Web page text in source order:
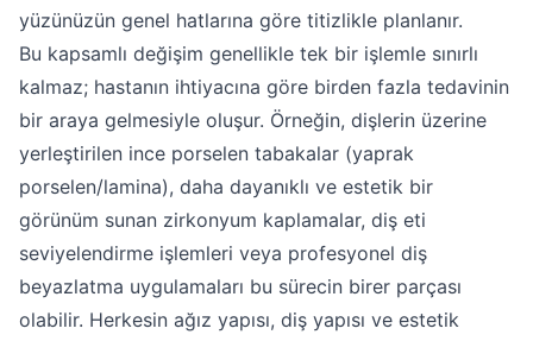
yüzünüzün genel hatlarına göre titizlikle planlanır.
Bu kapsamlı değişim genellikle tek bir işlemle sınırlı
kalmaz; hastanın ihtiyacına göre birden fazla tedavinin
bir araya gelmesiyle oluşur. Örneğin, dişlerin üzerine
yerleştirilen ince porselen tabakalar (yaprak
porselen/lamina), daha dayanıklı ve estetik bir
görünüm sunan zirkonyum kaplamalar, diş eti
seviyelendirme işlemleri veya profesyonel diş
beyazlatma uygulamaları bu sürecin birer parçası
olabilir. Herkesin ağız yapısı, diş yapısı ve estetik